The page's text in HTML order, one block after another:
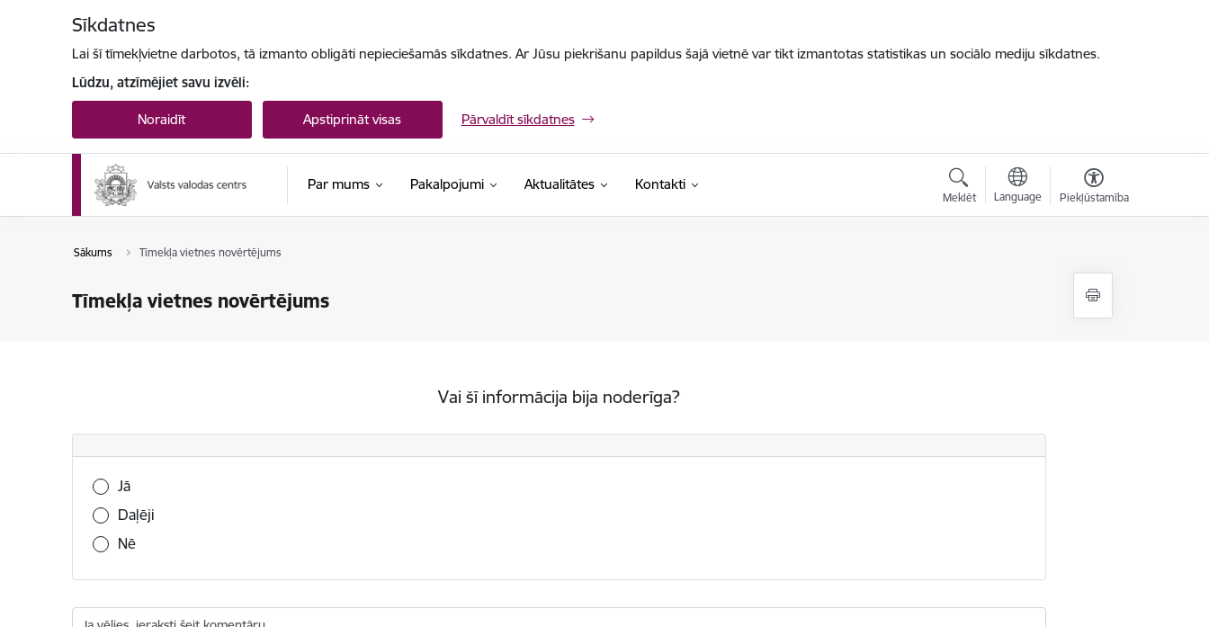
Sīkdatnes
Lai šī tīmekļvietne darbotos, tā izmanto obligāti nepieciešamās sīkdatnes. Ar Jūsu piekrišanu papildus šajā vietnē var tikt izmantotas statistikas un sociālo mediju sīkdatnes.
Lūdzu, atzīmējiet savu izvēli:
Noraidīt Apstiprināt visas Pārvaldīt sīkdatnes
Par mums Pakalpojumi Aktualitātes Kontakti
Meklēt Language Piekļūstamība
Sākums Tīmekļa vietnes novērtējums
Tīmekļa vietnes novērtējums
Vai šī informācija bija noderīga?
Vai šī informācija bija noderīga?
Jā
Daļēji
Nē